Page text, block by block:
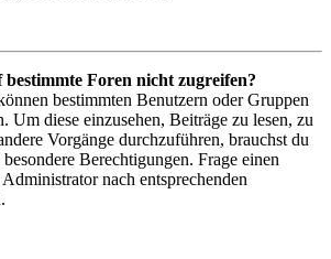
Foren nicht zugreifen?
bestimmten Benutzern oder Gruppen
Um diese einzusehen, Beiträge zu lesen, zu
Vorgänge durchzuführen, brauchst du
Berechtigungen. Frage einen
nach entsprechenden